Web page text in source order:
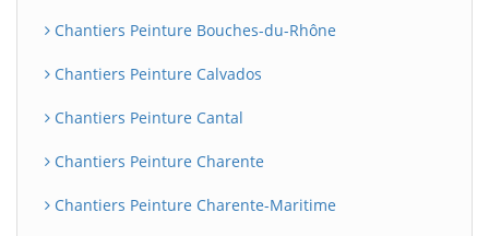
Chantiers Peinture Bouches-du-Rhône
Chantiers Peinture Calvados
Chantiers Peinture Cantal
Chantiers Peinture Charente
Chantiers Peinture Charente-Maritime